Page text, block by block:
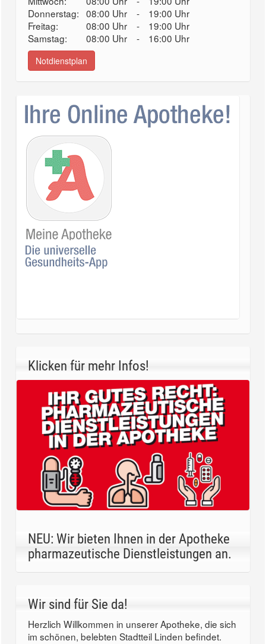
Donnerstag: 08:00 Uhr -
19:00 Uhr
Freitag:
08:00 Uhr -
19:00 Uhr
Samstag:
08:00 Uhr - 16:00 Uhr
Notdienstplan
Klicken für mehr Infos!
NEU: Wir bieten Ihnen in der Apotheke
pharmazeutische Dienstleistungen an.
Wir sind für Sie da!
Herzlich Willkommen in unserer Apotheke, die sich
im schönen, belebten Stadtteil Linden befindet.